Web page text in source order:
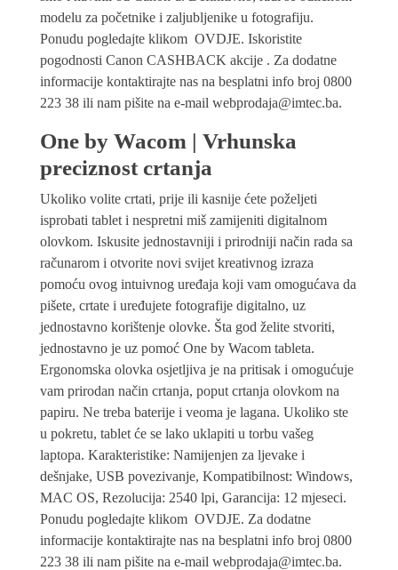
modelu za početnike i zaljubljenike u fotografiju.
Ponudu pogledajte klikom OVDJE. Iskoristite
pogodnosti Canon CASHBACK akcije . Za dodatne
informacije kontaktirajte nas na besplatni info broj 0800
223 38 ili nam pišite na e-mail webprodaja@imtec.ba.
One by Wacom | Vrhunska
preciznost crtanja
Ukoliko volite crtati, prije ili kasnije ćete poželjeti
isprobati tablet i nespretni miš zamijeniti digitalnom
olovkom. Iskusite jednostavniji i prirodniji način rada sa
računarom i otvorite novi svijet kreativnog izraza
pomoću ovog intuivnog uređaja koji vam omogućava da
pišete, crtate i uređujete fotografije digitalno, uz
jednostavno korištenje olovke. Šta god želite stvoriti,
jednostavno je uz pomoć One by Wacom tableta.
Ergonomska olovka osjetljiva je na pritisak i omogućuje
vam prirodan način crtanja, poput crtanja olovkom na
papiru. Ne treba baterije i veoma je lagana. Ukoliko ste
u pokretu, tablet će se lako uklapiti u torbu vašeg
laptopa. Karakteristike: Namijenjen za ljevake i
dešnjake, USB povezivanje, Kompatibilnost: Windows,
MAC OS, Rezolucija: 2540 lpi, Garancija: 12 mjeseci.
Ponudu pogledajte klikom OVDJE. Za dodatne
informacije kontaktirajte nas na besplatni info broj 0800
223 38 ili nam pišite na e-mail webprodaja@imtec.ba.